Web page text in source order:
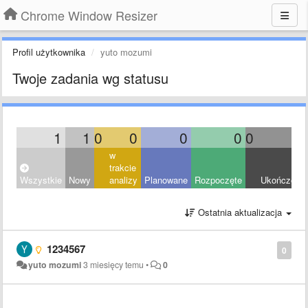
Chrome Window Resizer
Profil użytkownika yuto mozumi
Twoje zadania wg statusu
1 1 0 0 0 0 0
Wszystkie Nowy
w
trakcie
analizy
Planowane Rozpoczęte Ukończony
Ostatnia aktualizacja
0
1234567
yuto mozumi3 miesięcy temu • 0